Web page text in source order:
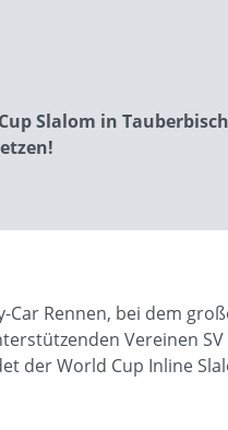
Slalom in
Rennen, bei dem
Vereinen
der World Cup Inline